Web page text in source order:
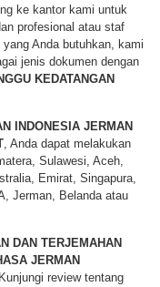
ke kantor kami untuk
profesional atau staf
Anda butuhkan, kami
jenis dokumen dengan
KEDATANGAN
INDONESIA JERMAN
, Anda dapat melakukan
Sulawesi, Aceh,
Emirat, Singapura,
Jerman, Belanda atau
DAN TERJEMAHAN
JERMAN
Kunjungi review tentang